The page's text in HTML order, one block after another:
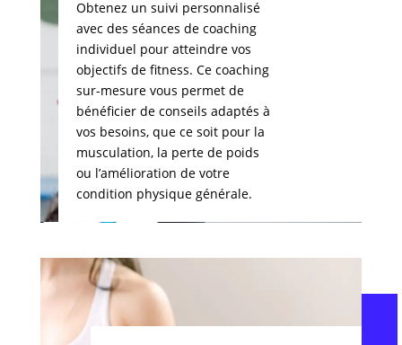
Obtenez un suivi personnalisé
avec des séances de coaching
individuel pour atteindre vos
objectifs de fitness. Ce coaching
sur-mesure vous permet de
bénéficier de conseils adaptés à
vos besoins, que ce soit pour la
musculation, la perte de poids
ou l’amélioration de votre
condition physique générale.